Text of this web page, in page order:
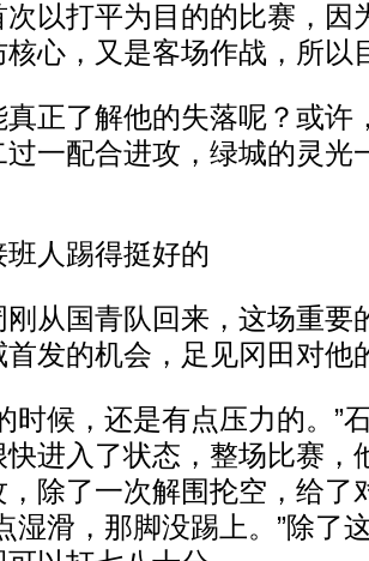
以打平为目的的比赛，因
心，又是客场作战，所以
了解他的失落呢？或许
一配合进攻，绿城的灵光
人踢得挺好的
国青队回来，这场重要
发的机会，足见冈田对他
候，还是有点压力的。”
进入了状态，整场比赛，
，除了一次解围抡空，给了
湿滑，那脚没踢上。”除了